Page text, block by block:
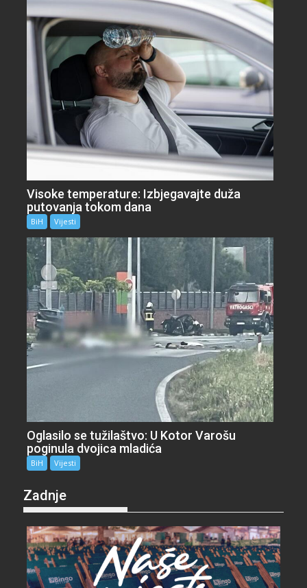
Visoke temperature: Izbjegavajte duža
putovanja tokom dana
BiH Vijesti
Oglasilo se tužilaštvo: U Kotor Varošu
poginula dvojica mladića
BiH Vijesti
Zadnje